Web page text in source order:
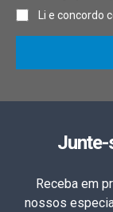
Li e concordo
Junte-
Receba em
nossos